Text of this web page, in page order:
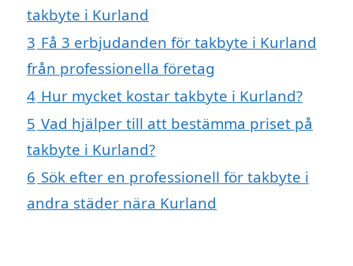
takbyte i Kurland
3 Få 3 erbjudanden för takbyte i Kurland
från professionella företag
4 Hur mycket kostar takbyte i Kurland?
5 Vad hjälper till att bestämma priset på
takbyte i Kurland?
6 Sök efter en professionell för takbyte i
andra städer nära Kurland